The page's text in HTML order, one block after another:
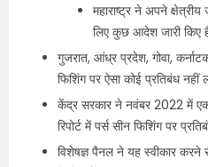
महाराष्ट्र ने अपने
लिए कुछ आदेश जारी किए
गुजरात, आंध्र प्रदेश, गोवा,
फिशिंग पर ऐसा कोई प्रतिबंध नहीं
केंद्र सरकार ने नवंबर 2022 में एक
रिपोर्ट में पर्स सीन फिशिंग पर
विशेषज्ञ पैनल ने यह स्वीकार करने